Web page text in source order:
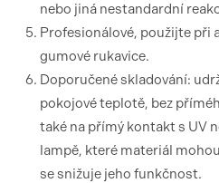
nebo jiná nestandardní
Profesionálové, použijte při
gumové rukavice.
Doporučené skladování:
pokojové teplotě, bez
také na přímý kontakt s UV
lampě, které materiál
se snižuje jeho funkčnost.